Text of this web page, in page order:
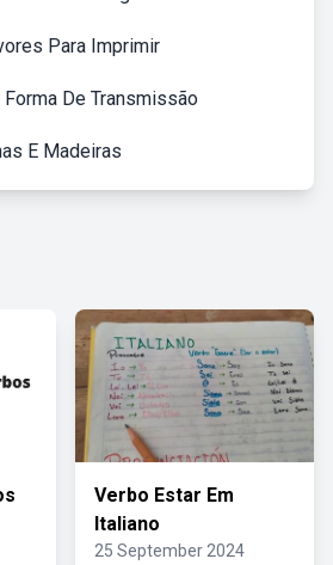
Para Imprimir
De Transmissão
E Madeiras
Verbo Estar Em
Italiano
25 September 2024